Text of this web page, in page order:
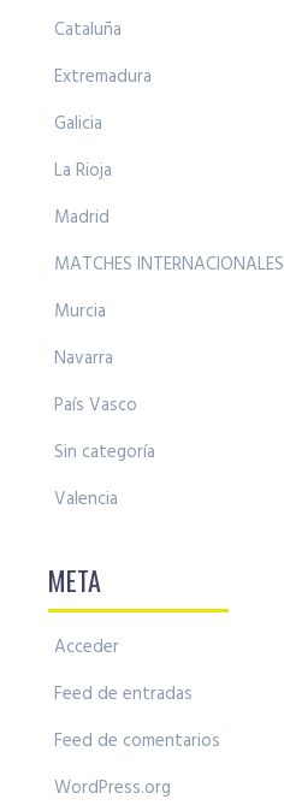
Cataluña
Extremadura
Galicia
La Rioja
Madrid
MATCHES INTERNACIONALES
Murcia
Navarra
País Vasco
Sin categoría
Valencia
META
Acceder
Feed de entradas
Feed de comentarios
WordPress.org